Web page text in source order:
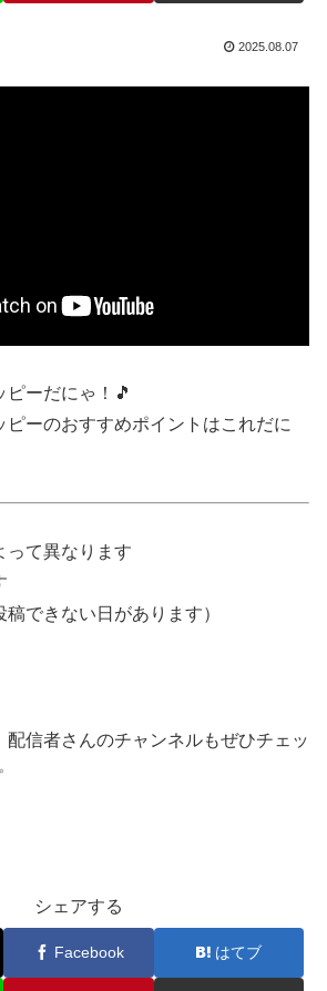
2025.08.07
ピーだにゃ！🎵
ピーのおすすめポイントはこれだに
って異なります
稿できない日があります）
配信者さんのチャンネルもぜひチェッ
シェアする
Facebook はてブ